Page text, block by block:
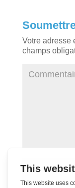
Votre adresse
champs